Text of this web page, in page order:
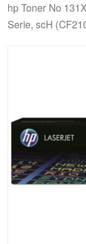
hp Toner No
Serie, scH